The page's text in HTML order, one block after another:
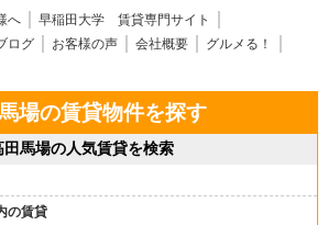
へ
早稲田大学 賃貸専門サイト
ログ お客様の声 会社概要
グルメる！
場の賃貸物件を探す
田馬場の人気賃貸を検索
の賃貸